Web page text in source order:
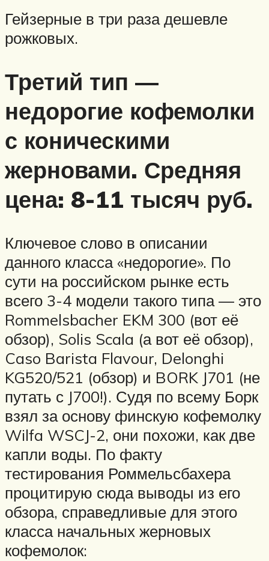
Гейзерные в три раза дешевле
рожковых.
Третий тип —
недорогие кофемолки
с коническими
жерновами. Средняя
цена: 8-11 тысяч руб.
Ключевое слово в описании
данного класса «недорогие». По
сути на российском рынке есть
всего 3-4 модели такого типа — это
Rommelsbacher EKM 300 (вот её
обзор), Solis Scala (а вот её обзор),
Caso Barista Flavour, Delonghi
KG520/521 (обзор) и BORK J701 (не
путать с J700!). Судя по всему Борк
взял за основу финскую кофемолку
Wilfa WSCJ-2, они похожи, как две
капли воды. По факту
тестирования Роммельсбахера
процитирую сюда выводы из его
обзора, справедливые для этого
класса начальных жерновых
кофемолок: